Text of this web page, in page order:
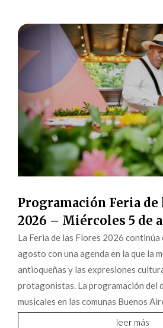
Programación Feria de
2026 – Miércoles 5 de
La Feria de las Flores 2026 continúa
agosto con una agenda en la que la
antioqueñas y las expresiones
protagonistas. La programación del
musicales en las comunas Buenos
leer más